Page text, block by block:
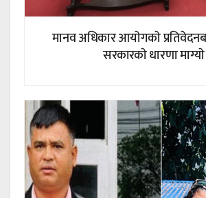
मानव अधिकार आयाेगकाे
सरकारकाे धारणा माग्याे